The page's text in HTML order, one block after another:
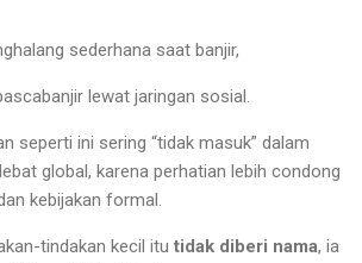
sederhana saat banjir,
lewat jaringan sosial.
seperti ini sering “tidak masuk” dalam
global, karena perhatian lebih condong
kebijakan formal.
tindakan kecil itu tidak diberi nama, ia